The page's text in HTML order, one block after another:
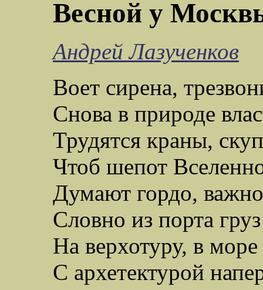
Весной у
АндрейЛазученков
Воет сирена,
Снова в природе
Трудятся краны,
Чтоб шепот
Думают гордо,
Словно из порта
На верхотуру, в
С архетектурой